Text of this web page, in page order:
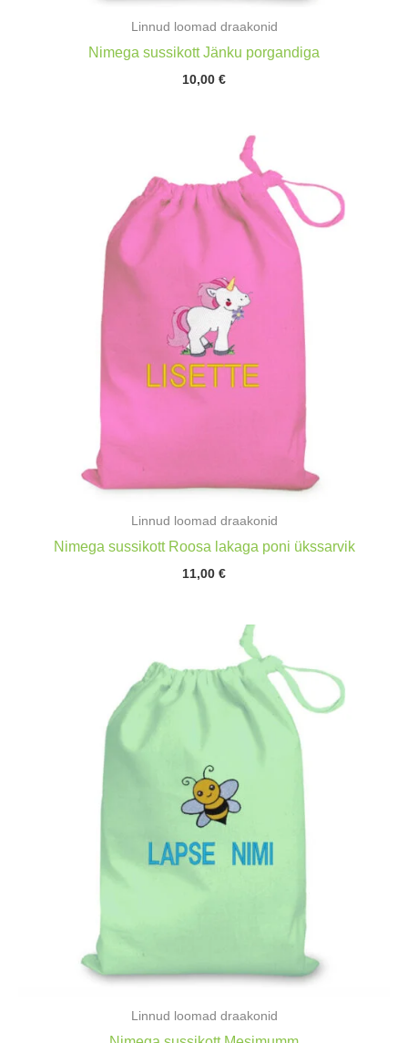
Linnud loomad draakonid
Nimega sussikott Jänku porgandiga
10,00 €
Linnud loomad draakonid
Nimega sussikott Roosa lakaga poni ükssarvik
11,00 €
Linnud loomad draakonid